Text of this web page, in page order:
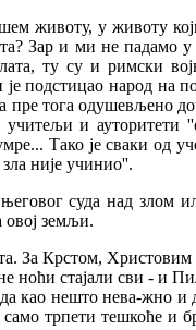
животу, у животу
Зар и ми не падамо
ту су и римски
је подстицао народ
пре тога одушевљено
и ауторитети
Тако је сваки од
није учинио''.
суда над злом
овој земљи.
За Крстом,
ноћи стајали сви - и
као нешто нева-жно и
трпети тешкоће и